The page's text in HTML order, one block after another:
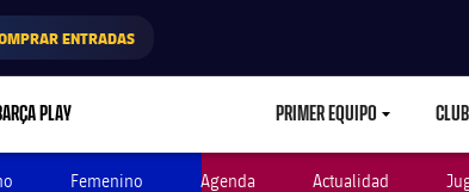
ENTRADAS
PLAY PRIMER EQUIPO CLUB
Femenino Agenda Actualidad